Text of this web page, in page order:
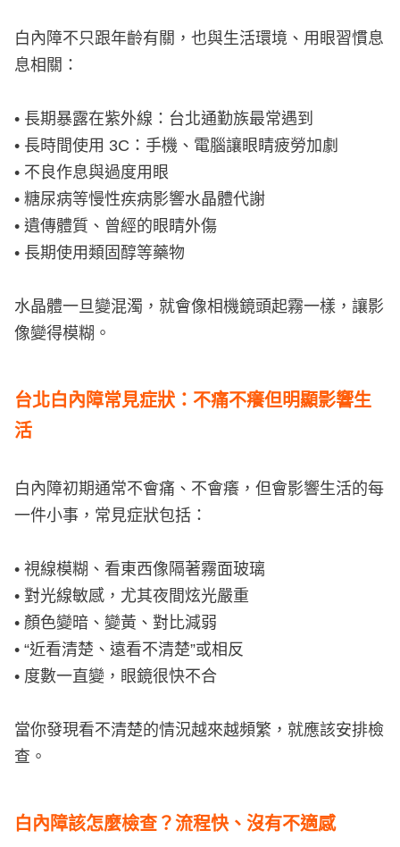
白內障不只跟年齡有關，也與生活環境、用眼習慣息
息相關：
• 長期暴露在紫外線：台北通勤族最常遇到
• 長時間使用 3C：手機、電腦讓眼睛疲勞加劇
• 不良作息與過度用眼
• 糖尿病等慢性疾病影響水晶體代謝
• 遺傳體質、曾經的眼睛外傷
• 長期使用類固醇等藥物
水晶體一旦變混濁，就會像相機鏡頭起霧一樣，讓影
像變得模糊。
台北白內障常見症狀：不痛不癢但明顯影響生
活
白內障初期通常不會痛、不會癢，但會影響生活的每
一件小事，常見症狀包括：
• 視線模糊、看東西像隔著霧面玻璃
• 對光線敏感，尤其夜間炫光嚴重
• 顏色變暗、變黃、對比減弱
• “近看清楚、遠看不清楚”或相反
• 度數一直變，眼鏡很快不合
當你發現看不清楚的情況越來越頻繁，就應該安排檢
查。
白內障該怎麼檢查？流程快、沒有不適感